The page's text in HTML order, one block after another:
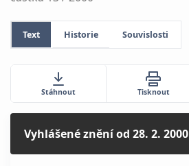
Text Historie Souvislosti
Stáhnout Tisknout
Vyhlášené zněníod 28. 2. 2000